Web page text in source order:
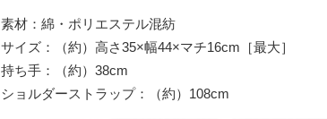
素材：綿・ポリエステル混紡
サイズ：（約）高さ35×幅44×マチ16cm［最大］
持ち手：（約）38cm
ショルダーストラップ：（約）108cm